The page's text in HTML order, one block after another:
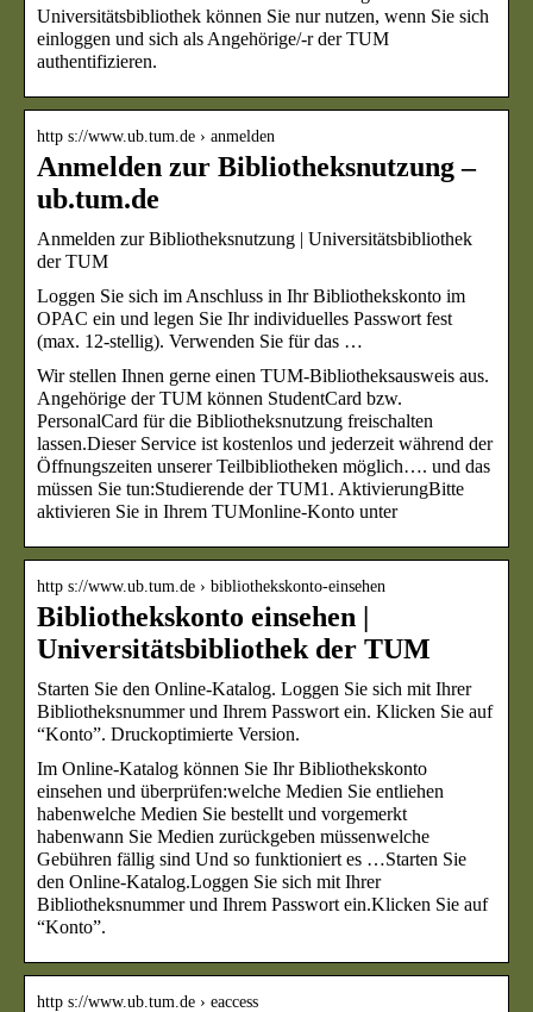
Universitätsbibliothek können Sie nur nutzen, wenn Sie sich
einloggen und sich als Angehörige/-r der TUM
authentifizieren.
http s://www.ub.tum.de › anmelden
Anmelden zur Bibliotheksnutzung –
ub.tum.de
Anmelden zur Bibliotheksnutzung | Universitätsbibliothek
der TUM
Loggen Sie sich im Anschluss in Ihr Bibliothekskonto im
OPAC ein und legen Sie Ihr individuelles Passwort fest
(max. 12-stellig). Verwenden Sie für das …
Wir stellen Ihnen gerne einen TUM-Bibliotheksausweis aus.
Angehörige der TUM können StudentCard bzw.
PersonalCard für die Bibliotheksnutzung freischalten
lassen.Dieser Service ist kostenlos und jederzeit während der
Öffnungszeiten unserer Teilbibliotheken möglich…. und das
müssen Sie tun:Studierende der TUM1. AktivierungBitte
aktivieren Sie in Ihrem TUMonline-Konto unter
http s://www.ub.tum.de › bibliothekskonto-einsehen
Bibliothekskonto einsehen |
Universitätsbibliothek der TUM
Starten Sie den Online-Katalog. Loggen Sie sich mit Ihrer
Bibliotheksnummer und Ihrem Passwort ein. Klicken Sie auf
“Konto”. Druckoptimierte Version.
Im Online-Katalog können Sie Ihr Bibliothekskonto
einsehen und überprüfen:welche Medien Sie entliehen
habenwelche Medien Sie bestellt und vorgemerkt
habenwann Sie Medien zurückgeben müssenwelche
Gebühren fällig sind Und so funktioniert es …Starten Sie
den Online-Katalog.Loggen Sie sich mit Ihrer
Bibliotheksnummer und Ihrem Passwort ein.Klicken Sie auf
“Konto”.
http s://www.ub.tum.de › eaccess